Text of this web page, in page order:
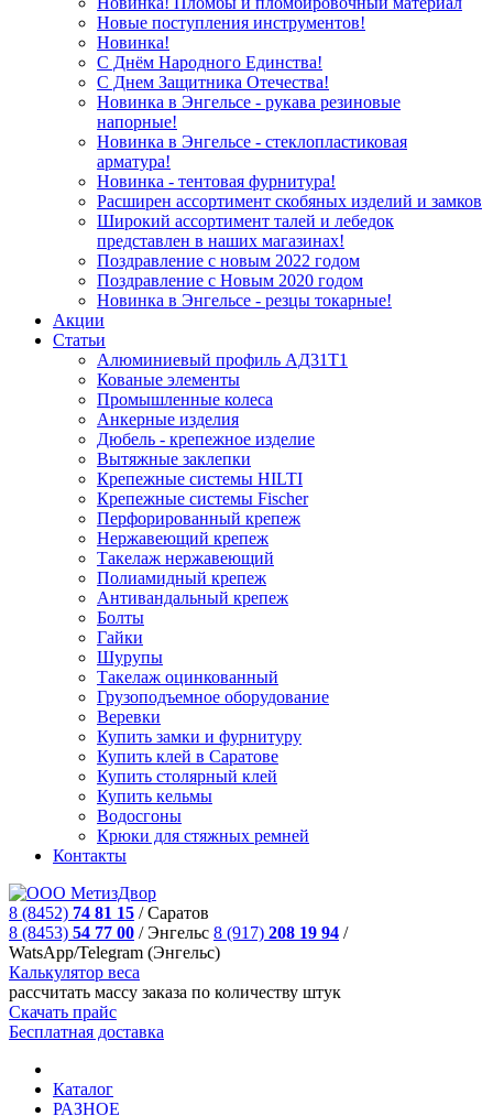
Новые поступления инструментов!
Новинка!
С Днём Народного Единства!
С Днем Защитника Отечества!
Новинка в Энгельсе - рукава резиновые
напорные!
Новинка в Энгельсе - стеклопластиковая
арматура!
Новинка - тентовая фурнитура!
Расширен ассортимент скобяных изделий и замков
Широкий ассортимент талей и лебедок
представлен в наших магазинах!
Поздравление с новым 2022 годом
Поздравление с Новым 2020 годом
Новинка в Энгельсе - резцы токарные!
Акции
Статьи
Алюминиевый профиль АД31Т1
Кованые элементы
Промышленные колеса
Анкерные изделия
Дюбель - крепежное изделие
Вытяжные заклепки
Крепежные системы HILTI
Крепежные системы Fischer
Перфорированный крепеж
Нержавеющий крепеж
Такелаж нержавеющий
Полиамидный крепеж
Антивандальный крепеж
Болты
Гайки
Шурупы
Такелаж оцинкованный
Грузоподъемное оборудование
Веревки
Купить замки и фурнитуру
Купить клей в Саратове
Купить столярный клей
Купить кельмы
Водосгоны
Крюки для стяжных ремней
Контакты
8 (8452) 74 81 15 /Саратов
8 (8453) 54 77 00 /Энгельс 8 (917) 208 19 94 /
WatsApp/Telegram (Энгельс)
Калькулятор веса
рассчитать массу заказа по количеству штук
Скачать прайс
Бесплатная доставка
Каталог
РАЗНОЕ